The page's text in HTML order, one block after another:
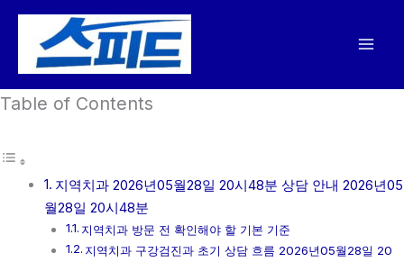
건
뛰
Table of Contents
지역치과 2026년05월28일 20시48분 상담 안내 2026년05
월28일 20시48분
지역치과 방문 전 확인해야 할 기본 기준
지역치과 구강검진과 초기 상담 흐름 2026년05월28일 20